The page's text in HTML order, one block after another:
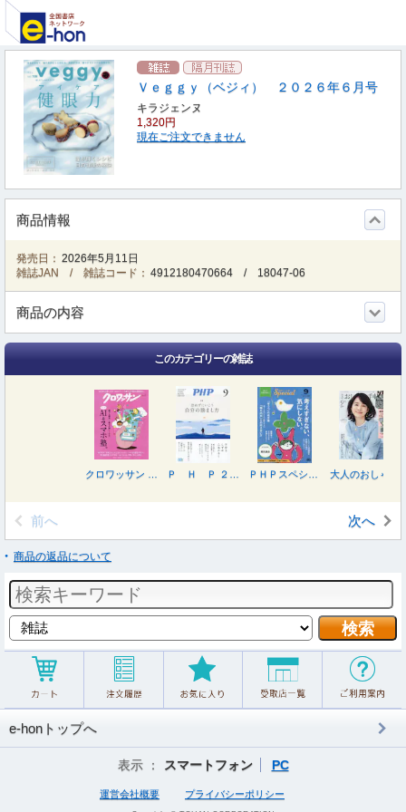
Ｖｅｇｇｙ（ベジィ） ２０２６年６月号
キラジェンヌ
1,320円
現在ご注文できません
商品情報
発売日： 2026年5月11日
雑誌JAN / 雑誌コード： 4912180470664 / 18047-06
商品の内容
このカテゴリーの雑誌
前へ 次へ
商品の返品について
e-honトップへ
表示 ： スマートフォン PC
運営会社概要 プライバシーポリシー